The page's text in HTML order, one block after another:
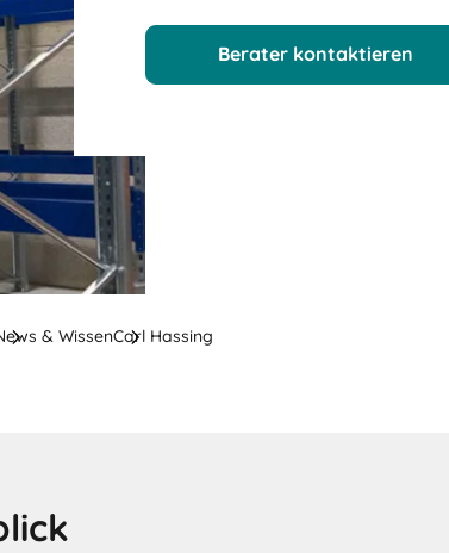
Berater kontaktieren
& WissenCarl Hassing